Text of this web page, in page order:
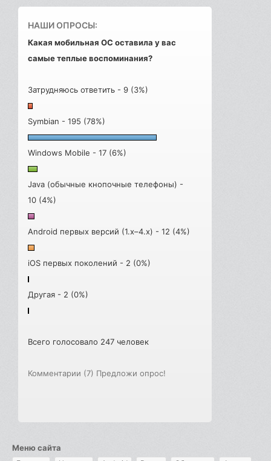
НАШИ ОПРОСЫ:
Какая мобильная ОС оставила у вас
самые теплые воспоминания?
Затрудняюсь ответить - 9 (3%)
Symbian - 195 (78%)
Windows Mobile - 17 (6%)
Java (обычные кнопочные телефоны) -
10 (4%)
Android первых версий (1.x–4.x) - 12 (4%)
iOS первых поколений - 2 (0%)
Другая - 2 (0%)
Всего голосовало 247 человек
Комментарии (7) Предложи опрос!
Меню сайта